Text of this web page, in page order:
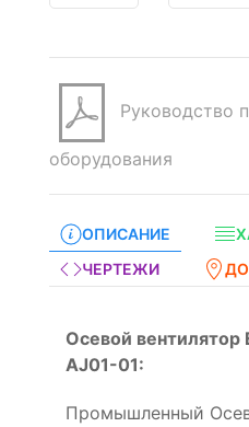
Руководство
оборудования
ОПИСАНИЕ
ЧЕРТЕЖИ
Осевой
AJ01-01:
Промышленный